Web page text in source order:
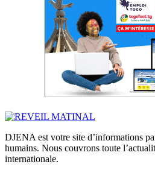
DJENA est votre site d’informations
humains. Nous couvrons toute
internationale.